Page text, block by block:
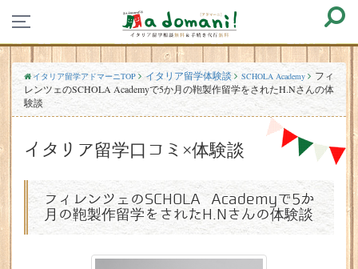
イタリア留学アドマーニTOP イタリア留学体験談 SCHOLA Academy
フィ
レンツェのSCHOLA Academyで5か月の鞄製作留学をされたH.Nさんの体
験談
イタリア留学口コミ×体験談
フィレンツェのSCHOLA Academyで5か
月の鞄製作留学をされたH.Nさんの体験談